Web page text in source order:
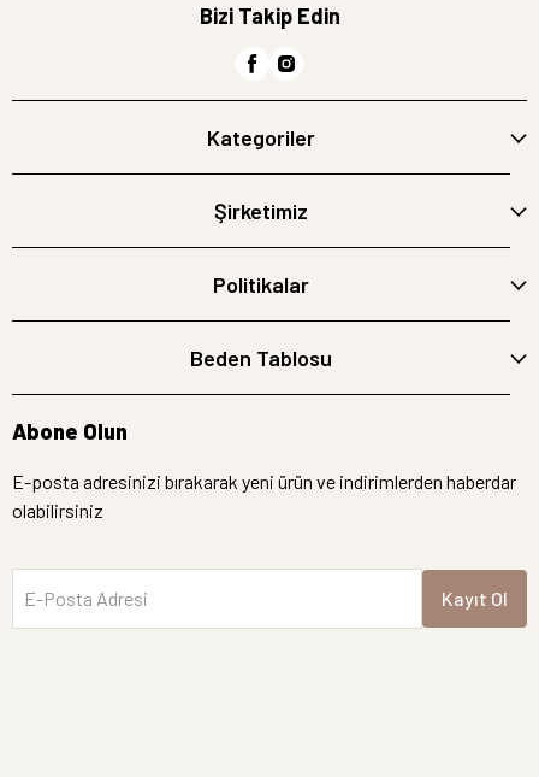
Bizi Takip Edin
Kategoriler
Şirketimiz
Politikalar
Beden Tablosu
Abone Olun
E-posta adresinizi bırakarak yeni ürün ve indirimlerden haberdar
olabilirsiniz
E-Posta Adresi Kayıt Ol